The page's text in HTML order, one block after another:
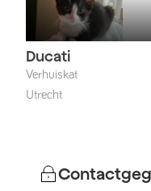
Ducati
Verhuiskat
Utrecht